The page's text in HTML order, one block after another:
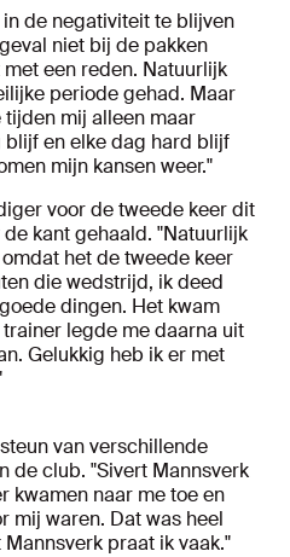
de negativiteit te blijven
niet bij de pakken
een reden. Natuurlijk
periode gehad. Maar
mij alleen maar
en elke dag hard blijf
mijn kansen weer."
voor de tweede keer dit
kant gehaald. "Natuurlijk
het de tweede keer
die wedstrijd, ik deed
dingen. Het kwam
legde me daarna uit
Gelukkig heb ik er met
van verschillende
de club. "Sivert Mannsverk
kwamen naar me toe en
mij waren. Dat was heel
praat ik vaak."